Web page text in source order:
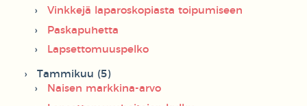
Vinkkejä laparoskopiasta toipumiseen
Paskapuhetta
Lapsettomuuspelko
Tammikuu (5)
Naisen markkina-arvo